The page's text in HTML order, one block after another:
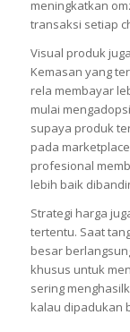
meningkatkan
transaksi setiap
Visual produk
Kemasan yang
rela membayar
mulai
supaya produk
pada
profesional
lebih baik
Strategi harga
tertentu. Saat
besar
khusus untuk
sering
kalau dipadukan